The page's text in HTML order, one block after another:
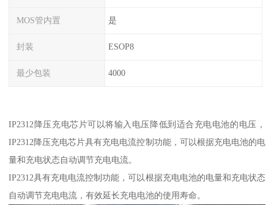
MOS管内置 是
封装 ESOP8
最少包装 4000
IP2312降压充电芯片可以将输入电压降低到适合充电电池的电压，
IP2312降压充电芯片具有充电电流控制功能，可以根据充电电池的电
量和充电状态自动调节充电电流。
IP2312具有充电电流控制功能，可以根据充电电池的电量和充电状态
自动调节充电电流，有效延长充电电池的使用寿命。